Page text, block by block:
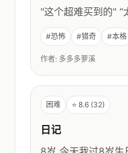
"这个超难买到的" “
#恐怖 #猎奇 #本格
作者: 多多多萝溪
困难 ⭐ 8.6 (32)
日记